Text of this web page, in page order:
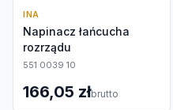
INA
Napinacz łańcucha
rozrządu
551 0039 10
166,05 złbrutto